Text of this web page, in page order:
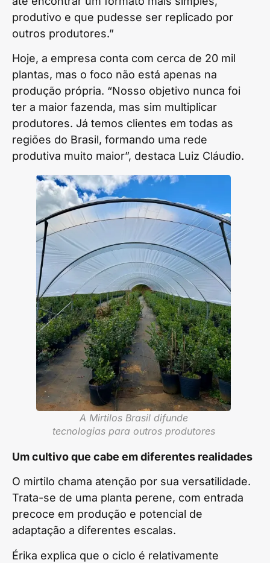
produtivo e que pudesse ser replicado por
outros produtores.”
Hoje, a empresa conta com cerca de 20 mil
plantas, mas o foco não está apenas na
produção própria. “Nosso objetivo nunca foi
ter a maior fazenda, mas sim multiplicar
produtores. Já temos clientes em todas as
regiões do Brasil, formando uma rede
produtiva muito maior”, destaca Luiz Cláudio.
A Mirtilos Brasil difunde
tecnologias para outros produtores
Um cultivo que cabe em diferentes realidades
O mirtilo chama atenção por sua versatilidade.
Trata-se de uma planta perene, com entrada
precoce em produção e potencial de
adaptação a diferentes escalas.
Érika explica que o ciclo é relativamente